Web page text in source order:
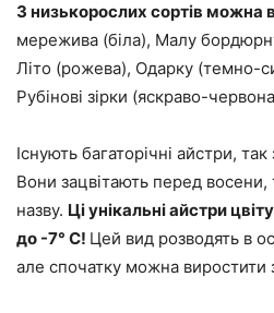
З низькорослих сортів можна
мережива (біла), Малу
Літо (рожева), Одарку (темно-
Рубінові зірки (яскраво-
Існують багаторічні айстри,
Вони зацвітають перед
назву. Ці унікальні айстри
до -7° С! Цей вид розводять в
але спочатку можна виростити